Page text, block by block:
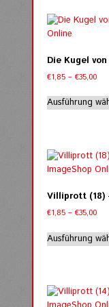
Die Kugel
€1,85 – €35,00
bis
Ausführung
Villiprott (18)
€1,85 – €35,00
bis
Ausführung